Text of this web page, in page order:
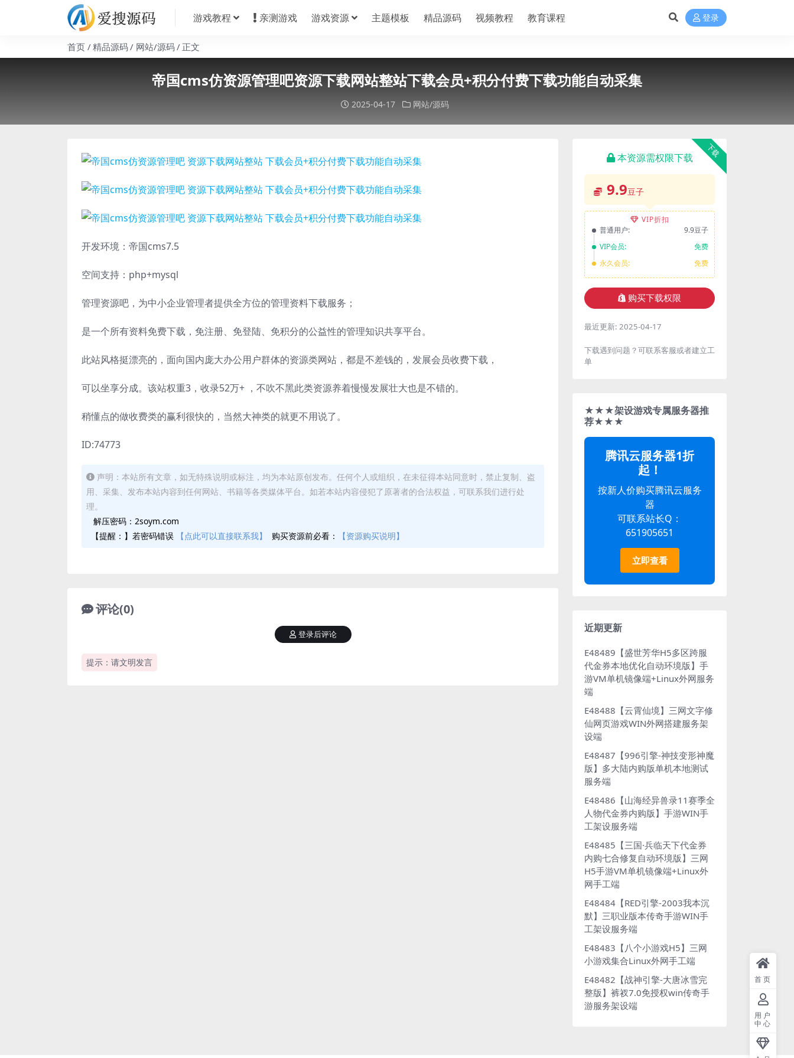
游戏教程 亲测游戏 游戏资源 主题模板 精品源码 视频教程 教育课程 登录
首页 精品源码 网站/源码 正文
帝国cms仿资源管理吧资源下载网站整站下载会员+积分付费下载功能自动采集
2025-04-17 网站/源码
开发环境：帝国cms7.5
空间支持：php+mysql
管理资源吧，为中小企业管理者提供全方位的管理资料下载服务；
是一个所有资料免费下载，免注册、免登陆、免积分的公益性的管理知识共享平台。
此站风格挺漂亮的，面向国内庞大办公用户群体的资源类网站，都是不差钱的，发展会员收费下载，
可以坐享分成。该站权重3，收录52万+ ，不吹不黑此类资源养着慢慢发展壮大也是不错的。
稍懂点的做收费类的赢利很快的，当然大神类的就更不用说了。
ID:74773
声明：本站所有文章，如无特殊说明或标注，均为本站原创发布。任何个人或组织，在未征得本站同意时，禁止复制、盗
用、采集、发布本站内容到任何网站、书籍等各类媒体平台。如若本站内容侵犯了原著者的合法权益，可联系我们进行处
理。
解压密码：2soym.com
【提醒：】若密码错误
【点此可以直接联系我】 购买资源前必看： 【资源购买说明】
评论(0)
提示：请文明发言
登录后评论
下载
本资源需权限下载
9.9豆子
VIP折扣
普通用户:
9.9豆子
VIP会员:
免费
永久会员:
免费
购买下载权限
最近更新: 2025-04-17
下载遇到问题？可联系客服或者建立工
单
★★★架设游戏专属服务器推
荐★★★
腾讯云服务器1折
起！
按新人价购买腾讯云服务
器
可联系站长Q：
651905651
立即查看
近期更新
E48489【盛世芳华H5多区跨服
代金券本地优化自动环境版】手
游VM单机镜像端+Linux外网服务
端
E48488【云霄仙境】三网文字修
仙网页游戏WIN外网搭建服务架
设端
E48487【996引擎-神技变形神魔
版】多大陆内购版单机本地测试
服务端
E48486【山海经异兽录11赛季全
人物代金券内购版】手游WIN手
工架设服务端
E48485【三国·兵临天下代金券
内购七合修复自动环境版】三网
H5手游VM单机镜像端+Linux外
网手工端
E48484【RED引擎-2003我本沉
默】三职业版本传奇手游WIN手
工架设服务端
E48483【八个小游戏H5】三网
小游戏集合Linux外网手工端
E48482【战神引擎-大唐冰雪完
整版】裤衩7.0免授权win传奇手
游服务架设端
首页
用户
中心